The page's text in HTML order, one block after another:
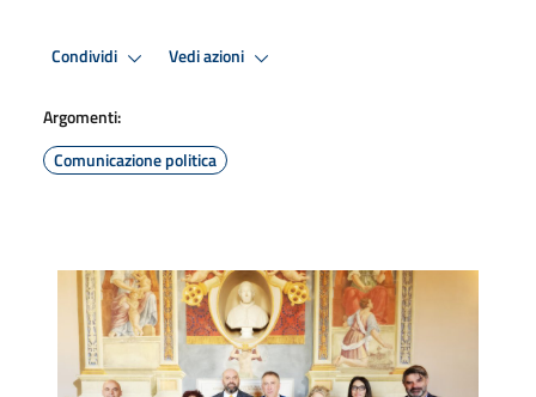
Condividi Vedi azioni
Argomenti:
Comunicazione politica